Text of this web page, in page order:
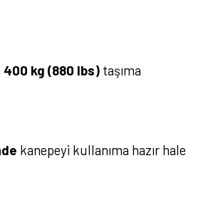
400 kg (880 lbs) taşıma
kanepeyi kullanıma hazır hale